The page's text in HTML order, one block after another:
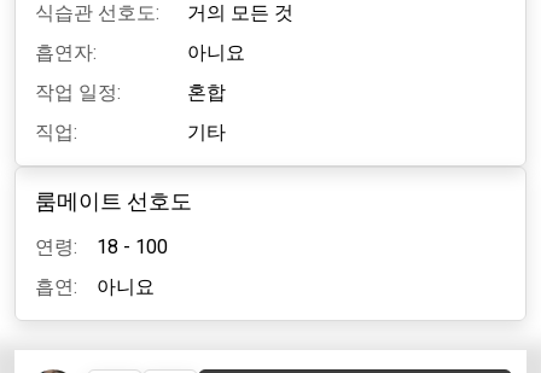
식습관 선호도:
거의 모든 것
흡연자:
아니요
작업 일정:
혼합
직업:
기타
룸메이트 선호도
연령:
18 - 100
흡연:
아니요